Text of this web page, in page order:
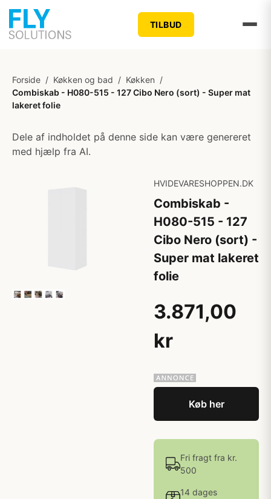
TILBUD
Forside / Køkken og bad / Køkken /
Combiskab - H080-515 - 127 Cibo Nero (sort) - Super mat
lakeret folie
Dele af indholdet på denne side kan være genereret
med hjælp fra AI.
HVIDEVARESHOPPEN.DK
Combiskab -
H080-515 - 127
Cibo Nero (sort) -
Super mat lakeret
folie
3.871,00
kr
Køb her
Fri fragt fra kr.
500
14 dages